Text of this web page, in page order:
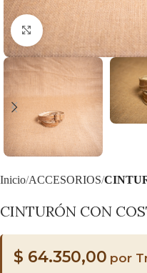
Haga clic para ampliar
Inicio ACCESORIOS
CINTURÓN CON
$ 64.350,00 por